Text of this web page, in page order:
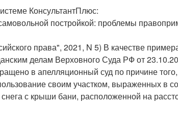
КонсультантПлюс:
постройкой: проблемы
права", 2021, N 5) В качестве
делам Верховного Суда РФ от
в апелляционный суд по причине
своим участком, выраженных в
с крыши бани, расположенной на